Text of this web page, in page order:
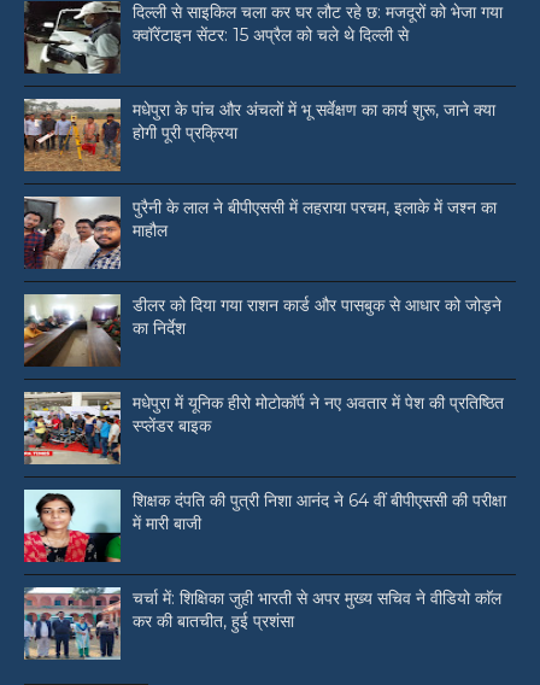
दिल्ली से साइकिल चला कर घर लौट रहे छ: मजदूरों को भेजा गया
क्वॉरेंटाइन सेंटर: 15 अप्रैल को चले थे दिल्ली से
मधेपुरा के पांच और अंचलों में भू सर्वेक्षण का कार्य शुरू, जाने क्या
होगी पूरी प्रक्रिया
पुरैनी के लाल ने बीपीएससी में लहराया परचम, इलाके में जश्न का
माहौल
डीलर को दिया गया राशन कार्ड और पासबुक से आधार को जोड़ने
का निर्देश
मधेपुरा में यूनिक हीरो मोटोकॉर्प ने नए अवतार में पेश की प्रतिष्ठित
स्प्लेंडर बाइक
शिक्षक दंपति की पुत्री निशा आनंद ने 64 वीं बीपीएससी की परीक्षा
में मारी बाजी
चर्चा में: शिक्षिका जुही भारती से अपर मुख्य सचिव ने वीडियो काॅल
कर की बातचीत, हुई प्रशंसा